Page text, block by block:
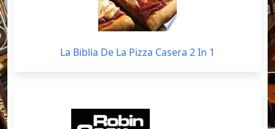
La Biblia De La Pizza Casera 2 In 1